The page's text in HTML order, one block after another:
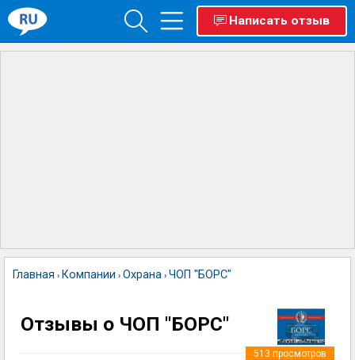
Написать отзыв
Главная › Компании › Охрана › ЧОП "БОРС"
Отзывы о ЧОП "БОРС"
513 просмотров